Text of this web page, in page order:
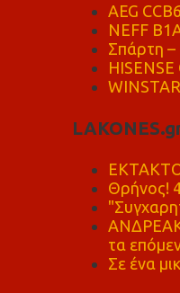
AEG
NEFF
Σπάρτη –
Θρήνος!
τα
Σε ένα